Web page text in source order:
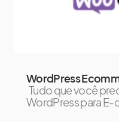
WordPress
Tudo que você
WordPress para